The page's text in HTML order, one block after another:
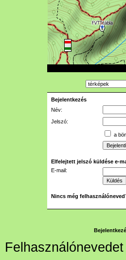
Bejelentkezés
Név:
Jelszó:
a
Elfelejtett jelszó küldése e-
E-mail:
Nincs még